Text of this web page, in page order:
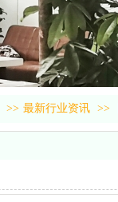
>> 最新行业资讯 >>